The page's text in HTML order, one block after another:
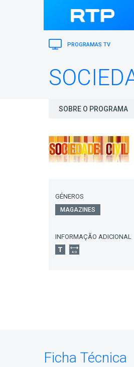
PROGRAMAS TV
SOBRE O PROGRAMA
GÉNEROS
MAGAZINES
INFORMAÇÃO ADICIONAL
Ficha Técnica